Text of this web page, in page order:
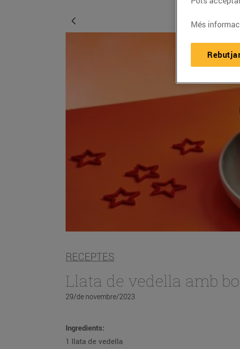
RECEPTES
Llata de vedella amb
29/de novembre/2023
Ingredients:
1 llata de vedella
Més